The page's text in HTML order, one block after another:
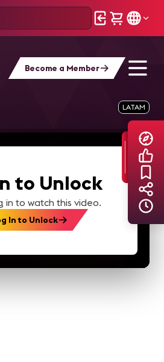
Become a Member
AVIXA TV Videos
LATAM
to Unlock
in to watch this video.
In to Unlock